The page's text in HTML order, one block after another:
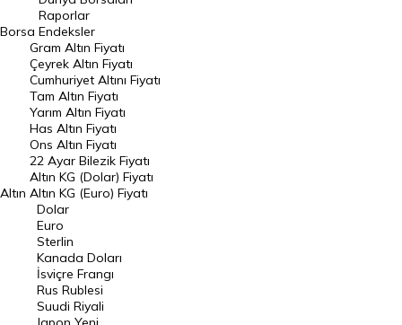
Dünya Borsaları
Raporlar
Endeksler
DÖVİZ
Döviz Kuru
Dolar Kuru
Euro Kuru
Pound Kuru
Frank Kuru
Riyal Kuru
Avustralya Doları
Borsa
Raporlar
Endeksler
Altın
Gram Altın Fiyatı
Çeyrek Altın Fiyatı
Cumhuriyet Altını Fiyatı
Tam Altın Fiyatı
Yarım Altın Fiyatı
Has Altın Fiyatı
Ons Altın Fiyatı
22 Ayar Bilezik Fiyatı
Altın KG (Dolar) Fiyatı
Altın KG (Euro) Fiyatı
Dolar
Euro
Sterlin
Kanada Doları
İsviçre Frangı
Rus Rublesi
Suudi Riyali